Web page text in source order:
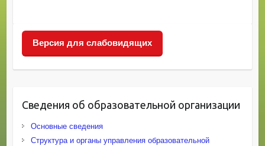
Версия для слабовидящих
Сведения об образовательной организации
Основные сведения
Структура и органы управления образовательной